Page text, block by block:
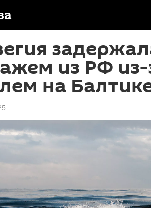
из РФ из-
на